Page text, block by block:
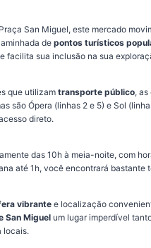
San Miguel, este mercado
de pontos turísticos
facilita sua inclusão na sua
que utilizam transporte público,
são Ópera (linhas 2 e 5) e Sol
direto.
das 10h à meia-noite, com
até 1h, você encontrará bastante
vibrante e localização
San Miguel um lugar imperdível
locais.